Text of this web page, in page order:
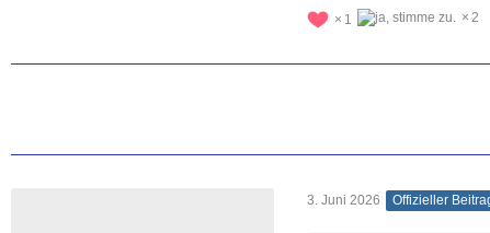
1 2
3. Juni 2026 Offizieller